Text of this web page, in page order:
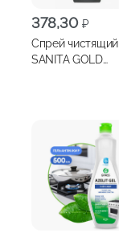
378,30 ₽
Спрей чистящий
SANITA GOLD